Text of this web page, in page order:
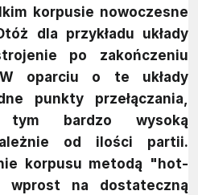
korpusie nowoczesne
dla przykładu układy
po zakończeniu
oparciu o te układy
punkty przełączania,
tym bardzo wysoką
od ilości partii.
korpusu metodą "hot-
wprost na dostateczną